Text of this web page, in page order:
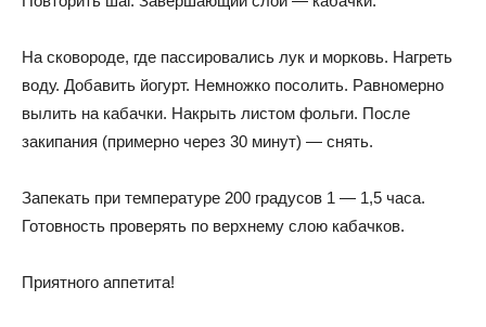
На сковороде, где пассировались лук и морковь. Нагреть
воду. Добавить йогурт. Немножко посолить. Равномерно
вылить на кабачки. Накрыть листом фольги. После
закипания (примерно через 30 минут) — снять.
Запекать при температуре 200 градусов 1 — 1,5 часа.
Готовность проверять по верхнему слою кабачков.
Приятного аппетита!